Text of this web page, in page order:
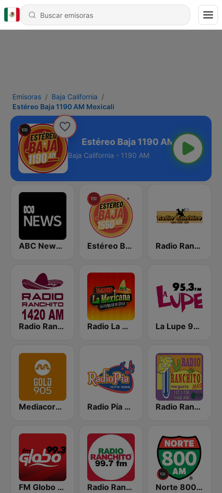
Emisoras
Baja California
Estéreo Baja 1190 AM Mexicali
Mexicali
Baja California - 1190 AM
ABC News Radio Estéreo Baja 1550 AM Tijuana Radio Ranchito 1370 AM
Radio Ranchito Tijuana Radio La Mexicana La Lupe 95.3 FM | Tijuana
Mediacorp GOLD 905 Radio Pía 92.7 FM Radio Ranchito 107.1 FM
FM Globo 99.3 Radio Ranchito 99.7 FM Norte 800 AM Tijuana